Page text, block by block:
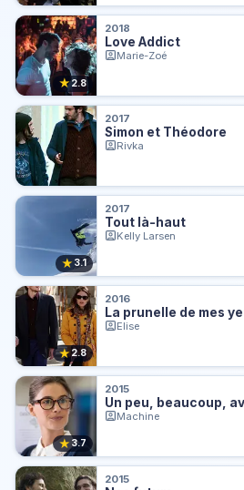
★2.8
2018
Love Addict
Marie-Zoé
2017
Simon et Théodore
Rivka
★ 3.1
2017
Tout là-haut
Kelly Larsen
★2.8
2016
La prunelle de mes
Elise
★ 3.7
2015
Un peu, beaucoup,
Machine
2015